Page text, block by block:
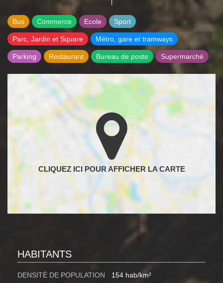
Bus Commerce Ecole Sport
Parc, Jardin et Square Métro, gare et tramways
Parking Restaurant Bureau de poste Supermarché
HABITANTS
DENSITÉ DE POPULATION
154 hab/km²